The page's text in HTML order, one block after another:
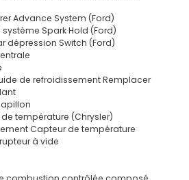
Advance System (Ford)
Spark Hold (Ford)
dépression Switch (Ford)
de refroidissement Remplacer
température (Chrysler)
Capteur de température
à vide